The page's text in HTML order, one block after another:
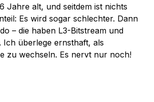
Jahre alt, und seitdem ist nichts
Es wird sogar schlechter. Dann
– die haben L3-Bitstream und
Ich überlege ernsthaft, als
zu wechseln. Es nervt nur noch!